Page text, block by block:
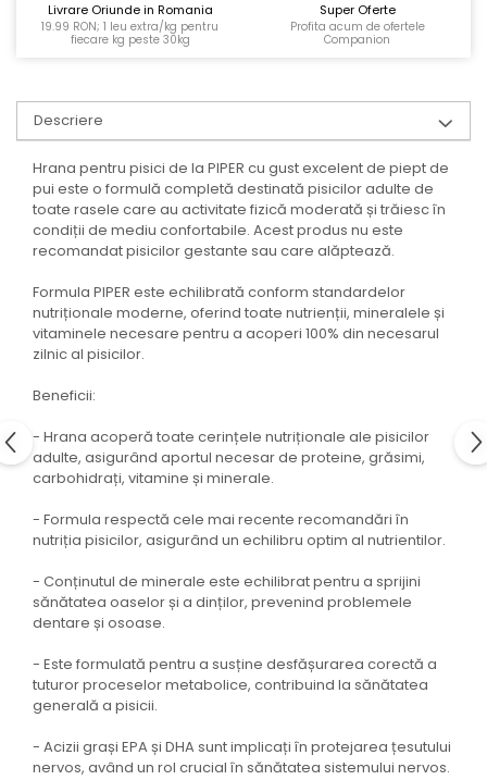
Livrare Oriunde in Romania
19.99 RON; 1 leu extra/kg pentru
fiecare kg peste 30kg
Super Oferte
Profita acum de ofertele
Companion
Descriere
Hrana pentru pisici de la PIPER cu gust excelent de piept de
pui este o formulă completă destinată pisicilor adulte de
toate rasele care au activitate fizică moderată și trăiesc în
condiții de mediu confortabile. Acest produs nu este
recomandat pisicilor gestante sau care alăptează.
Formula PIPER este echilibrată conform standardelor
nutriționale moderne, oferind toate nutrienții, mineralele și
vitaminele necesare pentru a acoperi 100% din necesarul
zilnic al pisicilor.
Beneficii:
- Hrana acoperă toate cerințele nutriționale ale pisicilor
adulte, asigurând aportul necesar de proteine, grăsimi,
carbohidrați, vitamine și minerale.
- Formula respectă cele mai recente recomandări în
nutriția pisicilor, asigurând un echilibru optim al nutrientilor.
- Conținutul de minerale este echilibrat pentru a sprijini
sănătatea oaselor și a dinților, prevenind problemele
dentare și osoase.
- Este formulată pentru a susține desfășurarea corectă a
tuturor proceselor metabolice, contribuind la sănătatea
generală a pisicii.
- Acizii grași EPA și DHA sunt implicați în protejarea țesutului
nervos, având un rol crucial în sănătatea sistemului nervos.